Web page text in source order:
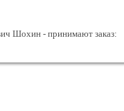
Шохин - принимают заказ: